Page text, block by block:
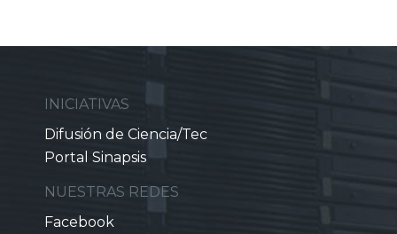
INICIATIVAS
Difusión de Ciencia/Tec
Portal Sinapsis
NUESTRAS REDES
Facebook